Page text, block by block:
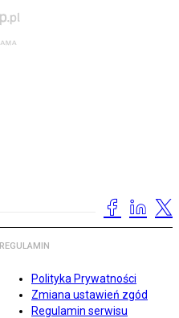
REGULAMIN
Polityka Prywatności
Zmiana ustawień zgód
Regulamin serwisu